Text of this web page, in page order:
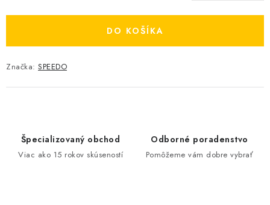
DO KOŠÍKA
Značka: SPEEDO
Špecializovaný obchod
Viac ako 15 rokov skúseností
Odborné poradenstvo
Pomôžeme vám dobre vybrať